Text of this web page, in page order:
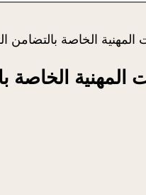
الخاصة بالتضامن
المهنية الخاصة